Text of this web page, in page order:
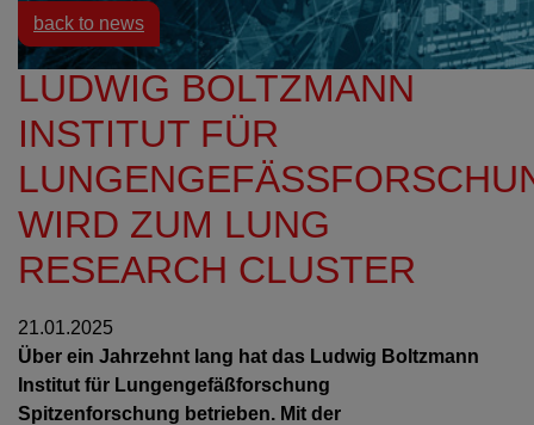
back to news
LUDWIG BOLTZMANN
INSTITUT FÜR
IRD ZUM LUNG R
ESEARCH CLUSTER
21.01.2025
Über ein Jahrzehnt lang hat das Ludwig Boltzmann
Institut für Lungengefäßforschung
Spitzenforschung betrieben. Mit der